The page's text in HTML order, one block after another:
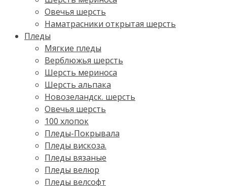
Овечья шерсть
Наматрасники открытая шерсть
Пледы
Мягкие пледы
Верблюжья шерсть
Шерсть мериноса
Шерсть альпака
Новозеландск. шерсть
Овечья шерсть
100 хлопок
Пледы-Покрывала
Пледы вискоза.
Пледы вязаные
Пледы велюр
Пледы велсофт